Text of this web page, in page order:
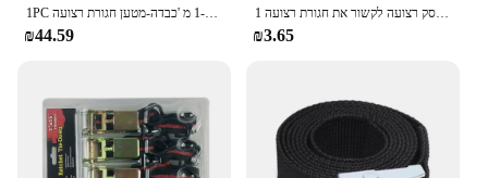
1PC לקשור את רצועת מטען 1-12 מ 'כבדה-מטען חגורת רצועה ratchet חזק עם מחברי פוליאסטר באקל
₪44.59
1 מ 'לרסק רצועה לקשור את חגורת רצועה ratchet מכונת תיק מטען ניפוץ עם אבזם מתכת אבזם חבל הטנדר
₪3.65